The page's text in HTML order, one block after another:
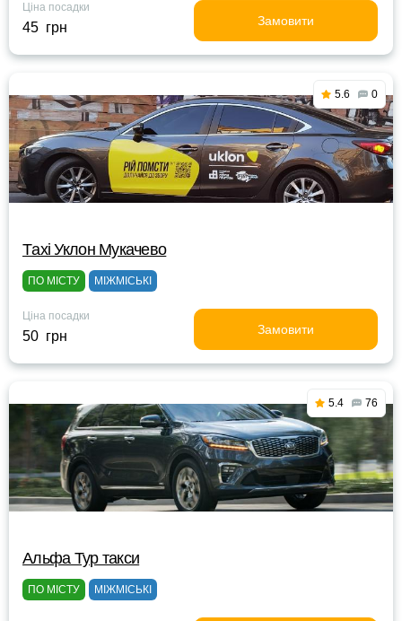
Ціна посадки
45 грн Замовити
5.6 0
Тaxi Уклон Мукачево
ПО МІСТУ МІЖМІСЬКІ
Ціна посадки
50 грн Замовити
5.4 76
Альфа Тур такси
ПО МІСТУ МІЖМІСЬКІ